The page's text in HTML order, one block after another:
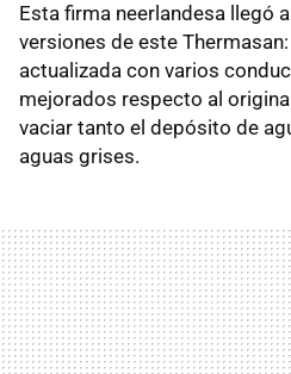
Esta firma neerlandesa llegó
versiones de este
actualizada con varios
mejorados respecto al
vaciar tanto el depósito de
aguas grises.